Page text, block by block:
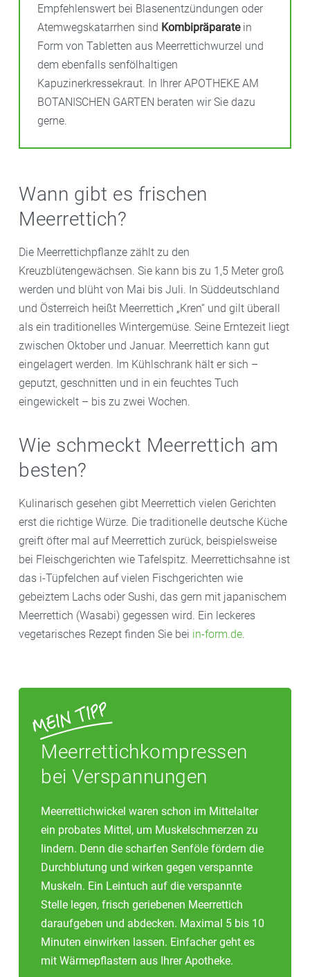
Empfehlenswert bei Blasenentzündungen oder
Atemwegskatarrhen sind Kombipräparatein
Form von Tabletten aus Meerrettichwurzel und
dem ebenfalls senfölhaltigen
Kapuzinerkressekraut. In Ihrer APOTHEKE AM
BOTANISCHEN GARTEN beraten wir Sie dazu
gerne.
Wann gibt es frischen
Meerrettich?
Die Meerrettichpflanze zählt zu den
Kreuzblütengewächsen. Sie kann bis zu 1,5 Meter groß
werden und blüht von Mai bis Juli. In Süddeutschland
und Österreich heißt Meerrettich „Kren“ und gilt überall
als ein traditionelles Wintergemüse. Seine Erntezeit liegt
zwischen Oktober und Januar. Meerrettich kann gut
eingelagert werden. Im Kühlschrank hält er sich –
geputzt, geschnitten und in ein feuchtes Tuch
eingewickelt – bis zu zwei Wochen.
Wie schmeckt Meerrettich am
besten?
Kulinarisch gesehen gibt Meerrettich vielen Gerichten
erst die richtige Würze. Die traditionelle deutsche Küche
greift öfter mal auf Meerrettich zurück, beispielsweise
bei Fleischgerichten wie Tafelspitz. Meerrettichsahne ist
das i-Tüpfelchen auf vielen Fischgerichten wie
gebeiztem Lachs oder Sushi, das gern mit japanischem
Meerrettich (Wasabi) gegessen wird. Ein leckeres
vegetarisches Rezept finden Sie bei in-form.de.
Meerrettichkompressen
bei Verspannungen
Meerrettichwickel waren schon im Mittelalter
ein probates Mittel, um Muskelschmerzen zu
lindern. Denn die scharfen Senföle fördern die
Durchblutung und wirken gegen verspannte
Muskeln. Ein Leintuch auf die verspannte
Stelle legen, frisch geriebenen Meerrettich
daraufgeben und abdecken. Maximal 5 bis 10
Minuten einwirken lassen. Einfacher geht es
mit Wärmepflastern aus Ihrer Apotheke.